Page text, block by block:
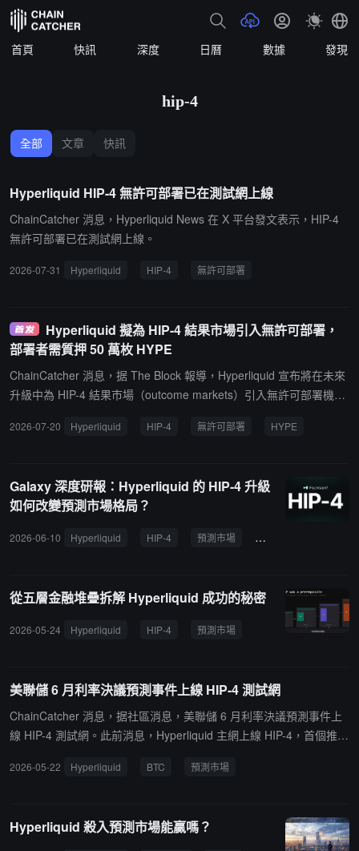
首頁 快訊 深度 日曆 數據 發現
hip-4
全部 文章 快訊
Hyperliquid HIP-4 無許可部署已在測試網上線
ChainCatcher 消息，Hyperliquid News 在 X 平台發文表示，HIP-4
無許可部署已在測試網上線。
2026-07-31 Hyperliquid HIP-4 無許可部署
Hyperliquid 擬為 HIP-4 結果市場引入無許可部署，
部署者需質押 50 萬枚 HYPE
ChainCatcher 消息，据 The Block 報導，Hyperliquid 宣布將在未來
升級中為 HIP-4 結果市場（outcome markets）引入無許可部署機
和表述清晰度。此外，HIP-4 市場部署者需質押 500,000 枚 HYPE，
2026-07-20 Hyperliquid HIP-4 無許可部署 HYPE
Galaxy 深度研報：Hyperliquid 的 HIP-4 升級
如何改變預測市場格局？
2026-06-10 Hyperliquid HIP-4 預測市場 Polymarket
從五層金融堆疊拆解 Hyperliquid 成功的秘密
2026-05-24 Hyperliquid HIP-4 預測市場
美聯儲 6 月利率決議預測事件上線 HIP-4 測試網
ChainCatcher 消息，据社區消息，美聯儲 6 月利率決議預測事件上
線 HIP-4 測試網。此前消息，Hyperliquid 主網上線 HIP-4，首個推出
2026-05-22 Hyperliquid BTC 預測市場
Hyperliquid 殺入預測市場能贏嗎？